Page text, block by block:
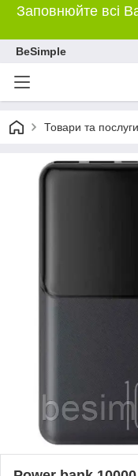
Заповнюйте всі
BeSimple
Товари та послуги